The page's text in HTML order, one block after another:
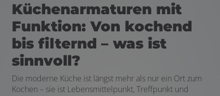
Küchenarmaturen mit
Funktion: Von kochend
bis filternd – was ist
sinnvoll?
Die moderne Küche ist längst mehr als nur ein Ort zum
Kochen – sie ist Lebensmittelpunkt, Treffpunkt und